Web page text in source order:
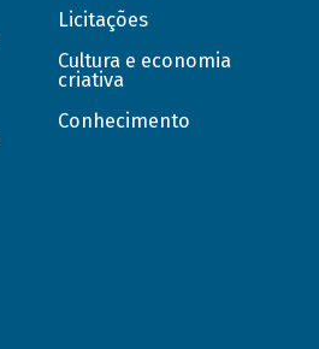
Licitações
Cultura e economia
criativa
Conhecimento